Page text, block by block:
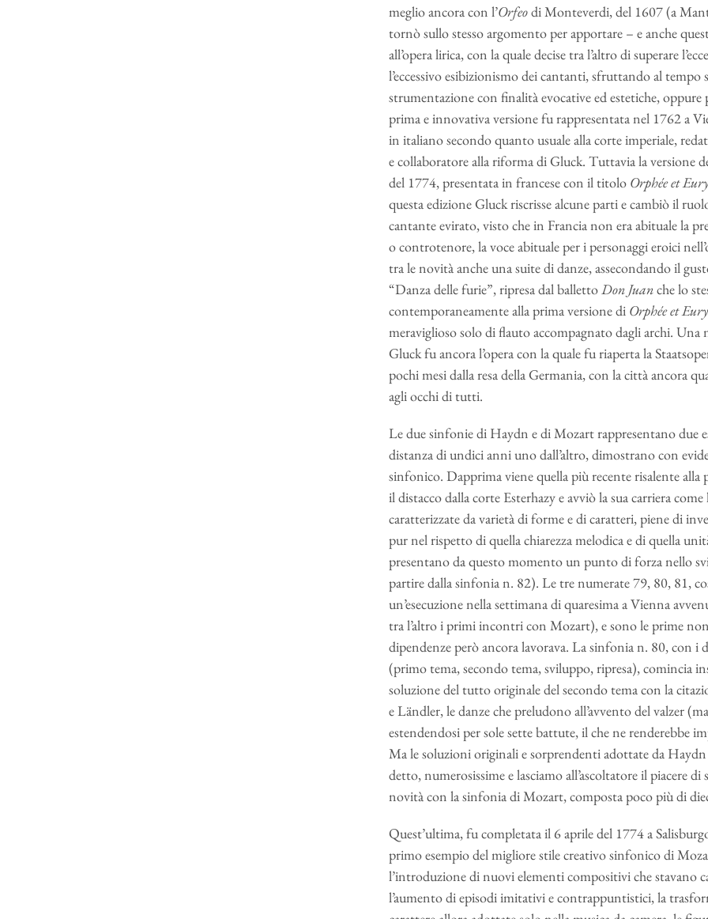
meglio ancora con l’Orfeodi Monteverdi, del 1607 (a
tornò sullo stesso argomento per apportare – e anche
all’opera lirica, con la quale decise tra l’altro di superare
l’eccessivo esibizionismo dei cantanti, sfruttando al tempo
strumentazione con finalità evocative ed estetiche,
prima e innovativa versione fu rappresentata nel 1762 a
in italiano secondo quanto usuale alla corte imperiale,
e collaboratore alla riforma di Gluck. Tuttavia la versione
del 1774, presentata in francese con il titolo Orphée et
questa edizione Gluck riscrisse alcune parti e cambiò il
cantante evirato, visto che in Francia non era abituale la
o controtenore, la voce abituale per i personaggi eroici
tra le novità anche una suite di danze, assecondando il
“Danza delle furie”, ripresa dal ballettoDon Juanche lo
contemporaneamente alla prima versione di Orphée et
meraviglioso solo di flauto accompagnato dagli archi. Una
Gluck fu ancora l’opera con la quale fu riaperta la
pochi mesi dalla resa della Germania, con la città ancora
agli occhi di tutti.
Le due sinfonie di Haydn e di Mozart rappresentano due
distanza di undici anni uno dall’altro, dimostrano con
sinfonico. Dapprima viene quella più recente risalente
il distacco dalla corte Esterhazy e avviò la sua carriera
caratterizzate da varietà di forme e di caratteri, piene di
pur nel rispetto di quella chiarezza melodica e di quella
presentano da questo momento un punto di forza nello
partire dalla sinfonia n. 82). Le tre numerate 79, 80, 81,
un’esecuzione nella settimana di quaresima a Vienna
tra l’altro i primi incontri con Mozart), e sono le prime
dipendenze però ancora lavorava. La sinfonia n. 80, con
(primo tema, secondo tema, sviluppo, ripresa), comincia
soluzione del tutto originale del secondo tema con la
e Ländler, le danze che preludono all’avvento del valzer
estendendosi per sole sette battute, il che ne renderebbe
Ma le soluzioni originali e sorprendenti adottate da
detto, numerosissime e lasciamo all’ascoltatore il piacere
novità con la sinfonia di Mozart, composta poco più di
Quest’ultima, fu completata il 6 aprile del 1774 a
primo esempio del migliore stile creativo sinfonico di
l’introduzione di nuovi elementi compositivi che stavano
l’aumento di episodi imitativi e contrappuntistici, la